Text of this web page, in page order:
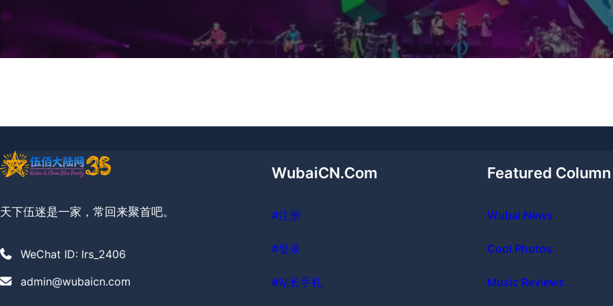
天下伍迷是一家，常回来聚首吧。
WeChat ID: lrs_2406
admin@wubaicn.com
WubaiCN.Com
#注册
#登录
#站长手札
Featured Column
Wubai News
Cool Photos
Music Reviews